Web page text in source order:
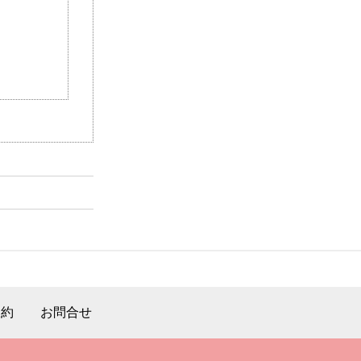
お問合せ